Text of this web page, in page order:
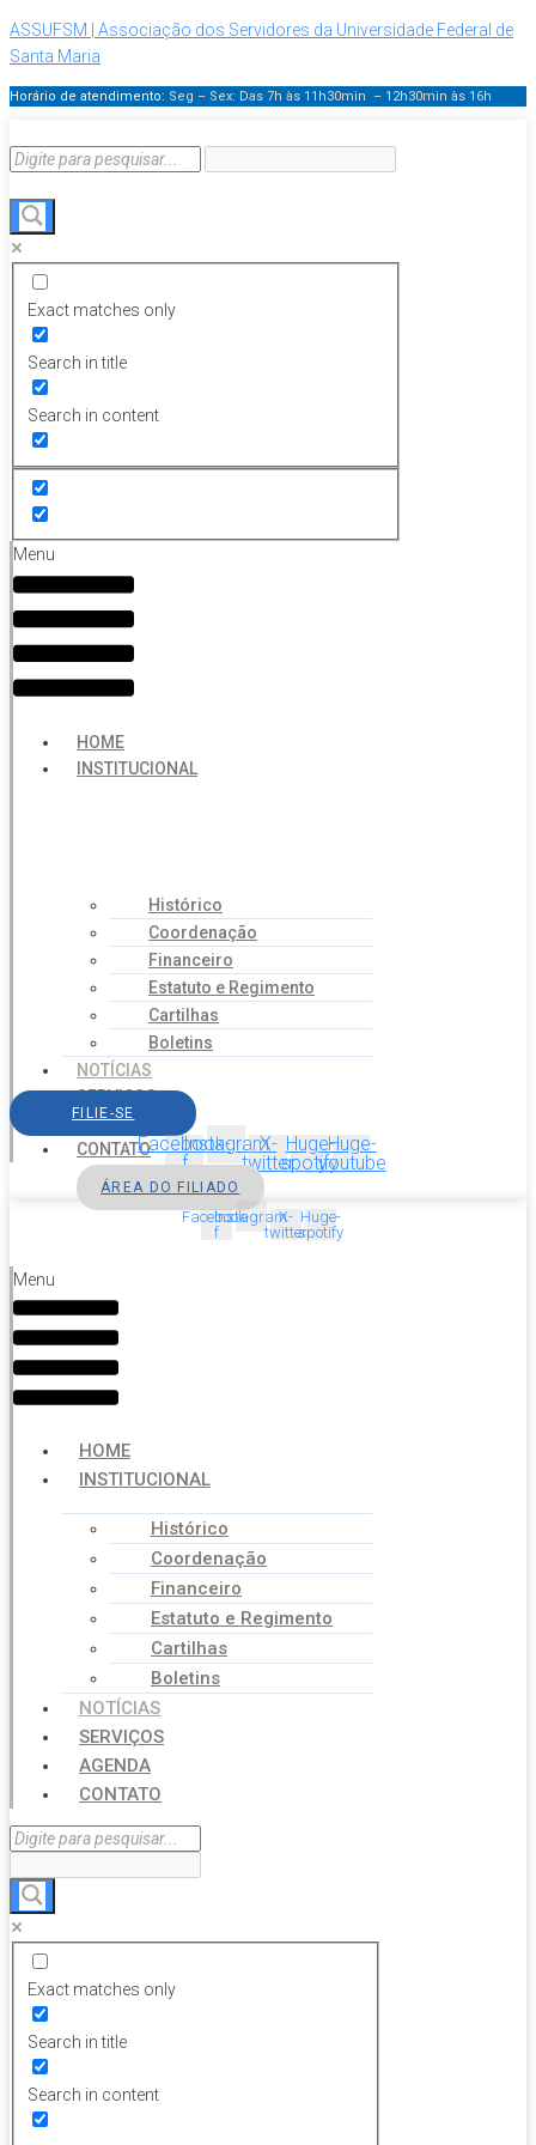
ASSUFSM | Associação dos Servidores da Universidade Federal de
Santa Maria
Horário de atendimento: Seg – Sex: Das 7h às 11h30min – 12h30min às 16h
Exact matches only
Search in title
Search in content
Menu
HOME
INSTITUCIONAL
Histórico
Coordenação
Financeiro
Estatuto e Regimento
Cartilhas
Boletins
NOTÍCIAS
SERVIÇOS
AGENDA
CONTATO
FILIE-SE
Facebook-
f
InstagramX-
twitter
Huge-
spotify
Huge-
youtube
ÁREA DO FILIADO
Facebook-
f
InstagramX-
twitter
Huge-
spotify
Menu
HOME
INSTITUCIONAL
Histórico
Coordenação
Financeiro
Estatuto e Regimento
Cartilhas
Boletins
NOTÍCIAS
SERVIÇOS
AGENDA
CONTATO
Exact matches only
Search in title
Search in content